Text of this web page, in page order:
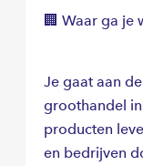
🏢 Waar ga je
Je gaat aan
groothandel
producten
en bedrijven